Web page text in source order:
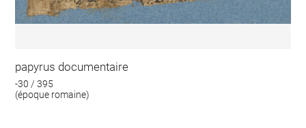
papyrus documentaire
-30 / 395
(époque romaine)